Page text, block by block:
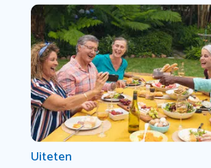
Uiteten